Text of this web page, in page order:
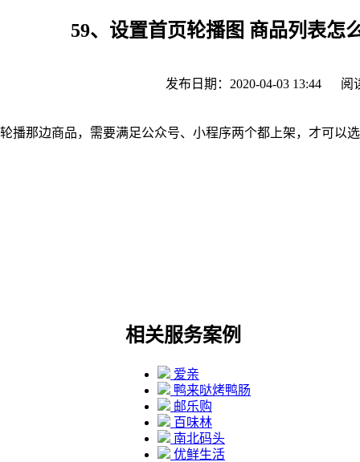
59、设置首页轮播图 商品列表怎
发布日期：2020-04-03 13:44 阅
轮播那边商品，需要满足公众号、小程序两个都上架，才可以
相关服务案例
爱亲
鸭来哒烤鸭肠
邮乐购
百味林
南北码头
优鲜生活